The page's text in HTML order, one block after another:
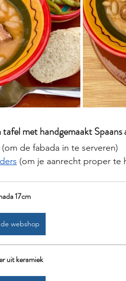
met handgemaakt Spaans
(om de fabada in te serveren)
(om je aanrecht proper te
17cm
webshop
uit keramiek